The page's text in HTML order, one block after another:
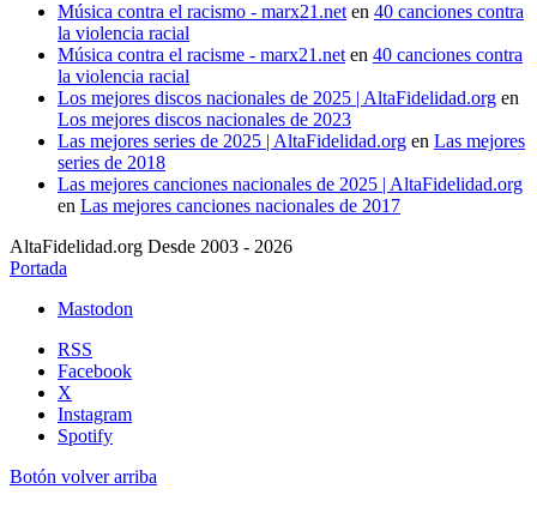
Música contra el racismo - marx21.neten 40 canciones contra
la violencia racial
Música contra el racisme - marx21.neten 40 canciones contra
la violencia racial
Los mejores discos nacionales de 2025 | AltaFidelidad.org en
Los mejores discos nacionales de 2023
Las mejores series de 2025 | AltaFidelidad.org en Las mejores
series de 2018
Las mejores canciones nacionales de 2025 | AltaFidelidad.org
en Las mejores canciones nacionales de 2017
AltaFidelidad.org Desde 2003 - 2026
Portada
Mastodon
RSS
Facebook
X
Instagram
Spotify
Botón volver arriba